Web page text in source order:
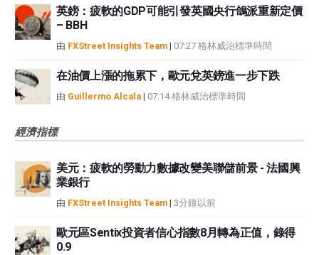
英鎊：疲軟的GDP可能引發英國央行鴿派重新定價
– BBH
由 FXStreet Insights Team | 07:27 格林威治標準時間
在油價上漲的拖累下，歐元兌英鎊進一步下跌
由 Guillermo Alcala | 07:14 格林威治標準時間
經濟指標
美元：疲軟的勞動力數據改變美聯儲前景 - 法國興
業銀行
由 FXStreet Insights Team | 3分鐘以前
歐元區Sentix投資者信心指數8月轉為正值，錄得
0.9